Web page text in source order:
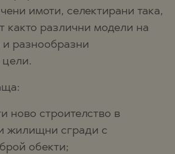
имоти, селектирани така,
както различни модели на
и разнообразни
цели.
ново строителство в
жилищни сгради с
обекти;